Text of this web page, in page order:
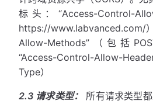
标头：“Access-Control-
https://www.labvanced.com/​
Allow-Methods”（包括
“Access-Control-Allow-
Type）
2.3 请求类型：
所有请求类型